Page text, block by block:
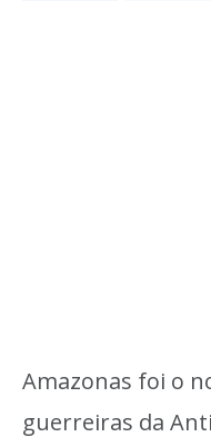
Amazonas foi o
guerreiras da